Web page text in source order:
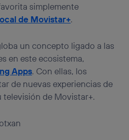
simplemente
de Movistar+.
un concepto ligado a las
en este ecosistema,
Apps. Con ellas, los
de nuevas experiencias de
televisión de Movistar+.